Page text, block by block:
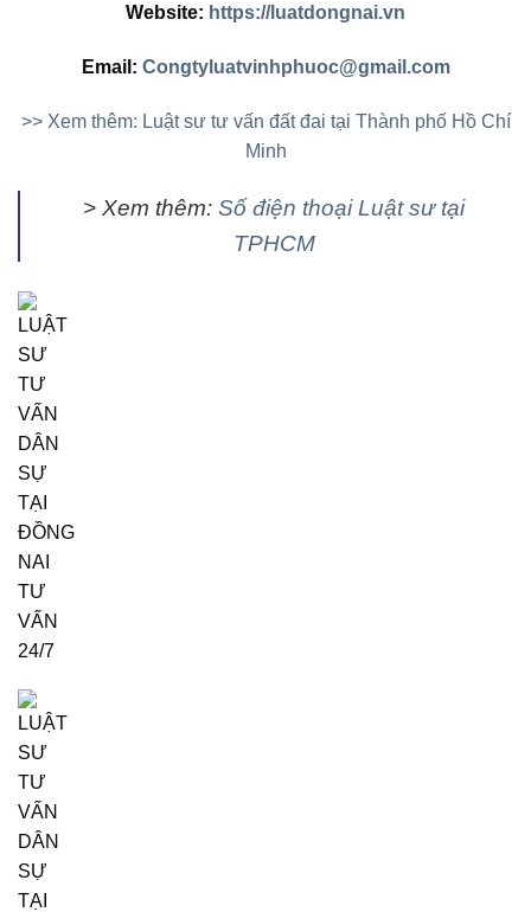
Website: https://luatdongnai.vn
Email: Congtyluatvinhphuoc@gmail.com
>> Xem thêm: Luật sư tư vấn đất đai tại Thành phố Hồ Chí
Minh
> Xem thêm: Số điện thoại Luật sư tại
TPHCM